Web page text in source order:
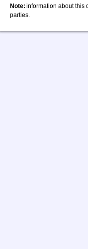
Note: information about this
parties.